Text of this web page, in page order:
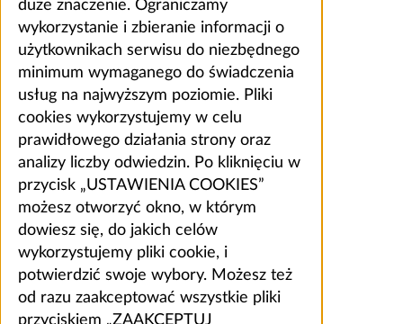
duże znaczenie. Ograniczamy
wykorzystanie i zbieranie informacji o
użytkownikach serwisu do niezbędnego
minimum wymaganego do świadczenia
usług na najwyższym poziomie. Pliki
cookies wykorzystujemy w celu
prawidłowego działania strony oraz
analizy liczby odwiedzin. Po kliknięciu w
przycisk „USTAWIENIA COOKIES”
możesz otworzyć okno, w którym
dowiesz się, do jakich celów
wykorzystujemy pliki cookie, i
potwierdzić swoje wybory. Możesz też
od razu zaakceptować wszystkie pliki
przyciskiem „ZAAKCEPTUJ